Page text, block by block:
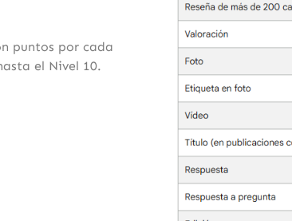
puntos por cada
el Nivel 10.